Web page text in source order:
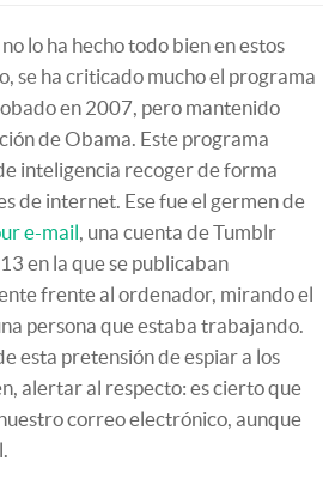
lo ha hecho todo bien en estos
se ha criticado mucho el programa
en 2007, pero mantenido
de Obama. Este programa
inteligencia recoger de forma
de internet. Ese fue el germen de
e-mail, una cuenta de Tumblr
en la que se publicaban
frente al ordenador, mirando el
persona que estaba trabajando.
esta pretensión de espiar a los
alertar al respecto: es cierto que
correo electrónico, aunque